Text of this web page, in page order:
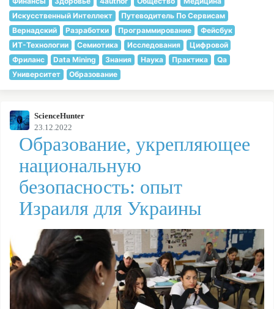
ScienceHunter
23.12.2022
Образование, укрепляющее
национальную
безопасность: опыт
Израиля для Украины
Искусственный Интеллект
Путеводитель По Сервисам
Вернадский
Разработки Программирование
Фейсбук
ИТ-Технологии
Семиотика Исследования
Цифровой
Фриланс
Data Mining Знания Наука Практика
Qa
Университет
Образование